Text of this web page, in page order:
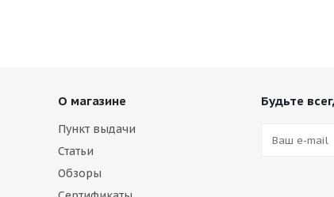
О магазине
Пункт выдачи
Статьи
Обзоры
Будьте